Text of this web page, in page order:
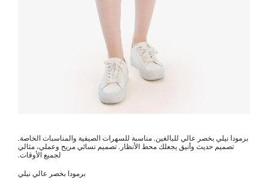
برمودا نيلي بخصر عالي للبالغين. مناسبة للسهرات الصيفية والمناسبات الخاصة.
تصميم حديث وأنيق يجعلك محط الأنظار. تصميم نسائي مريح وعملي، مثالي
لجميع الأوقات.
برمودا بخصر عالي نيلي